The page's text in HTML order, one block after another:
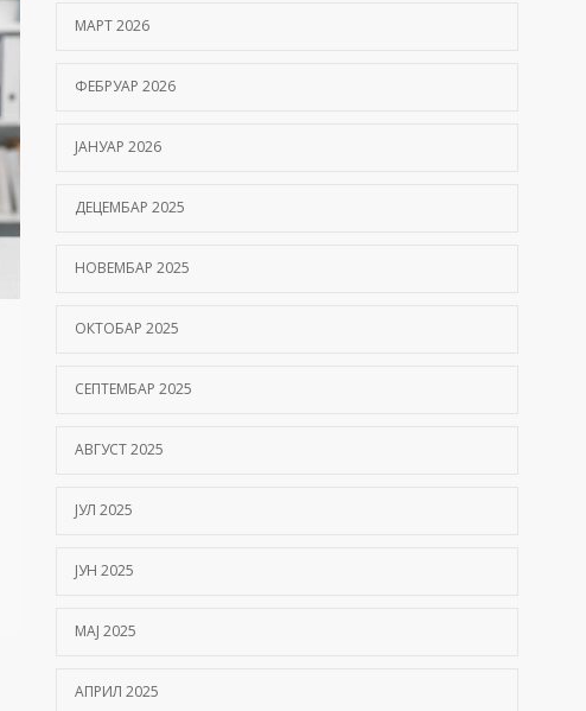
МАРТ 2026
ФЕБРУАР 2026
ЈАНУАР 2026
ДЕЦЕМБАР 2025
НОВЕМБАР 2025
ОКТОБАР 2025
СЕПТЕМБАР 2025
АВГУСТ 2025
ЈУЛ 2025
ЈУН 2025
МАЈ 2025
АПРИЛ 2025